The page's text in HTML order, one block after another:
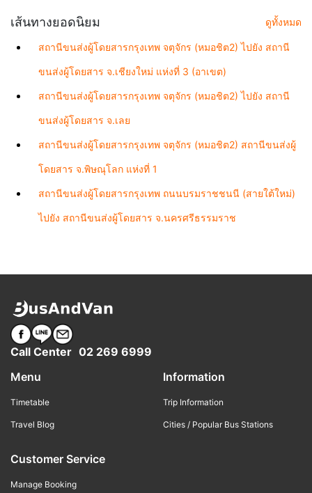
เส้นทางยอดนิยม ดูทั้งหมด
สถานีขนส่งผู้โดยสารกรุงเทพ จตุจักร (หมอชิต2) ไปยัง สถานี
ขนส่งผู้โดยสาร จ.เชียงใหม่ แห่งที่ 3 (อาเขต)
สถานีขนส่งผู้โดยสารกรุงเทพ จตุจักร (หมอชิต2) ไปยัง สถานี
ขนส่งผู้โดยสาร จ.เลย
สถานีขนส่งผู้โดยสารกรุงเทพ จตุจักร (หมอชิต2) สถานีขนส่งผู้
โดยสาร จ.พิษณุโลก แห่งที่ 1
สถานีขนส่งผู้โดยสารกรุงเทพ ถนนบรมราชชนนี (สายใต้ใหม่)
ไปยัง สถานีขนส่งผู้โดยสาร จ.นครศรีธรรมราช
Call Center 02 269 6999
Menu
Timetable
Travel Blog
Information
Trip Information
Cities / Popular Bus Stations
Customer Service
Manage Booking